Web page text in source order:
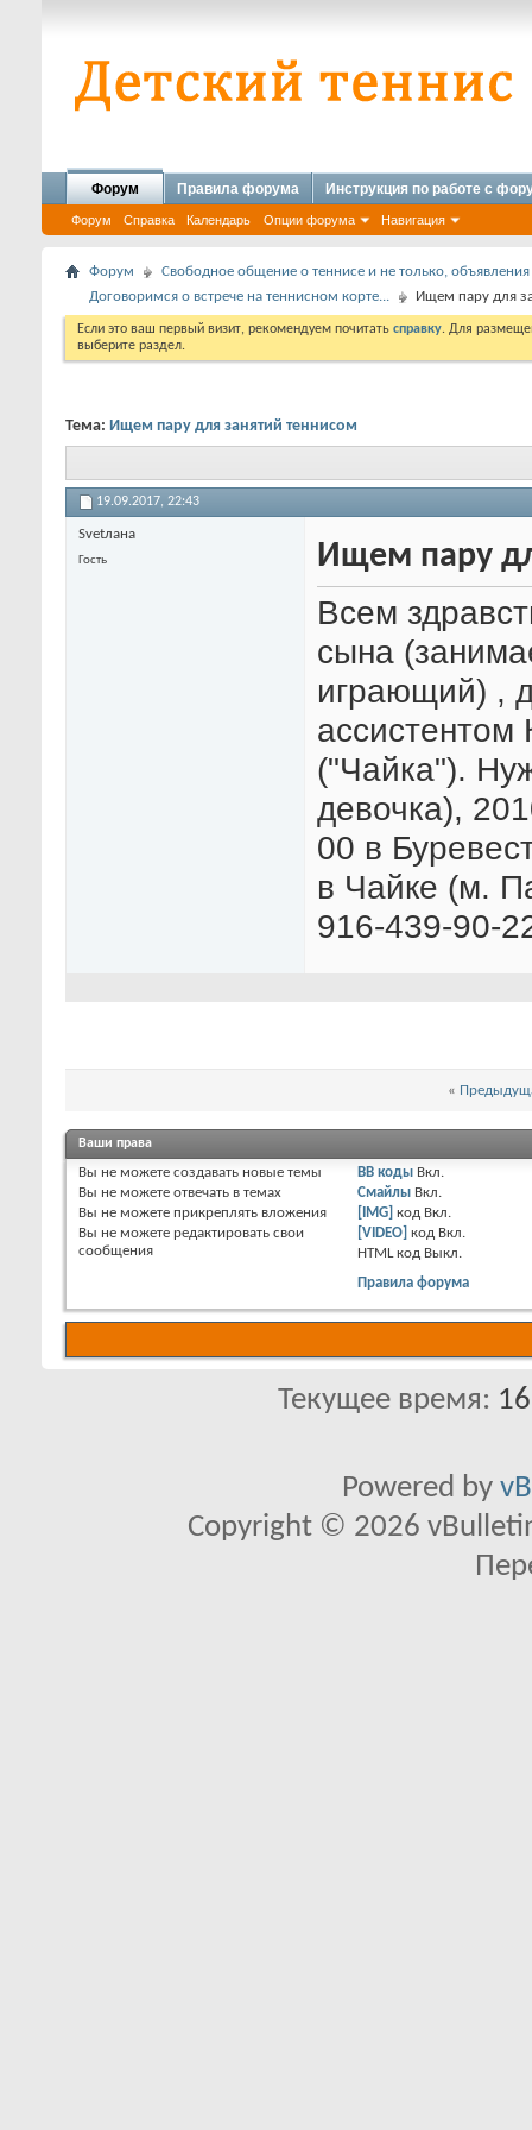
Форум
Форум Справка Календарь Опции форума Навигация
Правила форума Инструкция по работе с
Форум
Свободное общение о теннисе и не только, объявления
Договоримся о встрече на теннисном корте...
Ищем пару для
Если это ваш первый визит, рекомендуем почитать справку. Для
выберите раздел.
Тема: Ищем пару для занятий теннисом
19.09.2017, 22:43
Svetлана
Гость Ищем пару
Всем
сына
играющий) ,
("Чайка").
девочка),
00 в
в Чайке (м.
916-439-90-
«
Ваши права
Вы не можете создавать новые темы
Вы не можете отвечать в темах
Вы не можете прикреплять вложения
Вы не можете редактировать свои
сообщения
BB коды Вкл.
Смайлы Вкл.
[IMG] код Вкл.
[VIDEO] код Вкл.
HTML код Выкл.
Правила форума
Текущее время:
Powered by
Copyright © 2026